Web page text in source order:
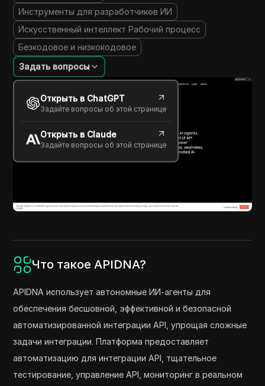
Инструменты для разработчиков ИИ
Искусственный интеллект Рабочий процесс
Безкодовое и низкокодовое
Задать вопросы
Открыть в ChatGPT
Задайте вопросы об этой странице
Открыть в Claude
Задайте вопросы об этой странице
Что такое APIDNA?
APIDNA использует автономные ИИ-агенты для
обеспечения бесшовной, эффективной и безопасной
автоматизированной интеграции API, упрощая сложные
задачи интеграции. Платформа предоставляет
автоматизацию для интеграции API, тщательное
тестирование, управление API, мониторинг в реальном